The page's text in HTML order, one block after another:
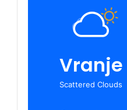
Vranje
Scattered Clouds